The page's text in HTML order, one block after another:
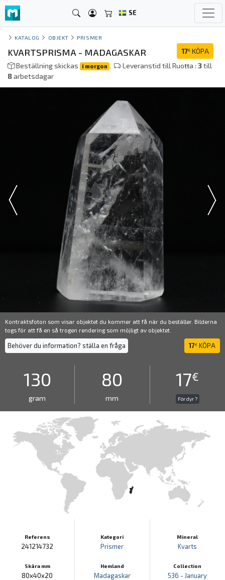
SE
KATALOG OBJEKT PRISMER
17€ KÖPA
KVARTSPRISMA - MADAGASKAR
Beställning skickas i morgon . Leveranstid till Ruoŧŧa :3till
8arbetsdagar
Kontraktsfoton som visar objektet du kommer att få när du beställer. Bilderna
togs för att få en så trogen rendering som möjligt av objektet.
Behöver du information? ställa en fråga 17€ KÖPA
130
gram
80
mm
17€
För dyr ?
Referens
241214732
Skära mm
80x40x20
Kategori
Prismer
Hemland
Madagaskar
Mineral
Kvarts
Collection
536 - January